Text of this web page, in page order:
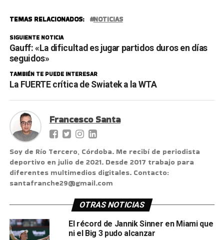
TEMAS RELACIONADOS: NOTICIAS
SIGUIENTE NOTICIA
Gauff: «La dificultad es jugar partidos duros en días
seguidos»
TAMBIÉN TE PUEDE INTERESAR
La FUERTE crítica de Swiatek a la WTA
Francesco Santa
Soy de Río Tercero, Córdoba. Me recibí de periodista
deportivo en julio de 2021. Desde 2017 trabajo para
diferentes multimedios digitales. Contacto:
santafranche29@gmail.com
OTRAS NOTICIAS
El récord de Jannik Sinner en Miami que
ni el Big 3 pudo alcanzar